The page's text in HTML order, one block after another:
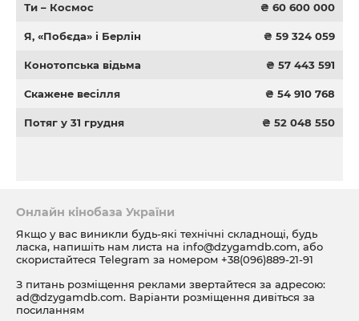
Ти – Космос ₴ 60 600 000
Я, «Побєда» і Берлін ₴ 59 324 059
Конотопська відьма ₴ 57 443 591
Скажене весілля ₴ 54 910 768
Потяг у 31 грудня ₴ 52 048 550
Онлайн кінобаза України
Якщо у вас виникли будь-які технічні складнощі, будь
ласка, напишіть нам листа на info@dzygamdb.com, або
скористайтеся Telegram за номером +38(096)889-21-91
З питань розміщення реклами звертайтеся за адресою:
ad@dzygamdb.com. Варіанти розміщення дивіться за
посиланням